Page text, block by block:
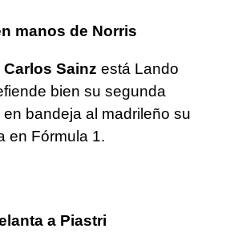
manos de Norris
Carlos Sainz está Lando
bien su segunda
bandeja al madrileño su
en Fórmula 1.
a Piastri